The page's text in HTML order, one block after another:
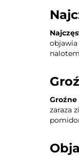
objawia
zaraza